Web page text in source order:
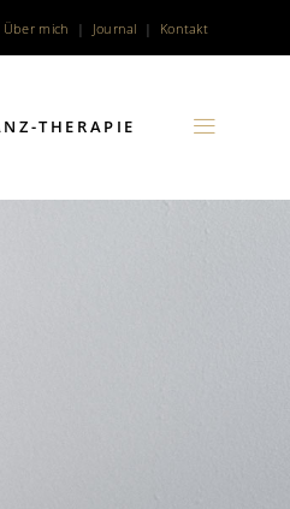
Über mich | Journal | Kontakt
THERAPIE